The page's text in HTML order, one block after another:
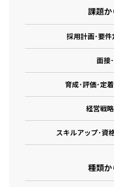
課題
採用計画･要
面接
育成･評価･定
経営戦
スキルアップ･資
種類